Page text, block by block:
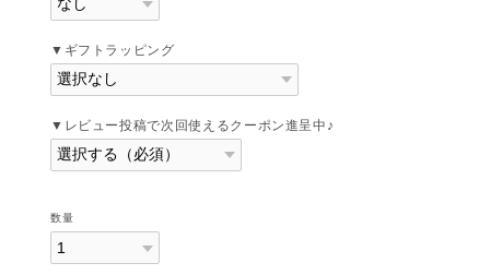
▼ギフトラッピング
▼レビュー投稿で次回使えるクーポン進呈中♪
数量